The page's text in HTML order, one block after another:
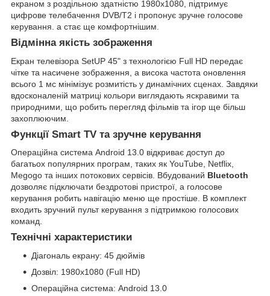
екраном з роздільною здатністю 1980x1080, підтримує
цифрове телебачення DVB/T2 і пропонує зручне голосове
керування. а стає ще комфортнішим.
Відмінна якість зображення
Екран телевізора SetUP 45" з технологією Full HD передає
чітке та насичене зображення, а висока частота оновлення
всього 1 мс мінімізує розмитість у динамічних сценах. Завдяки
вдосконаленій матриці кольори виглядають яскравими та
природними, що робить перегляд фільмів та ігор ще більш
захоплюючим.
Функції Smart TV та зручне керування
Операційна система Android 13.0 відкриває доступ до
багатьох популярних програм, таких як YouTube, Netflix,
Megogo та інших потокових сервісів. Вбудований Bluetooth
дозволяє підключати бездротові пристрої, а голосове
керування робить навігацію меню ще простіше. В комплект
входить зручний пульт керування з підтримкою голосових
команд.
Технічні характеристики
Діагональ екрану: 45 дюймів
Дозвіл: 1980x1080 (Full HD)
Операційна система: Android 13.0